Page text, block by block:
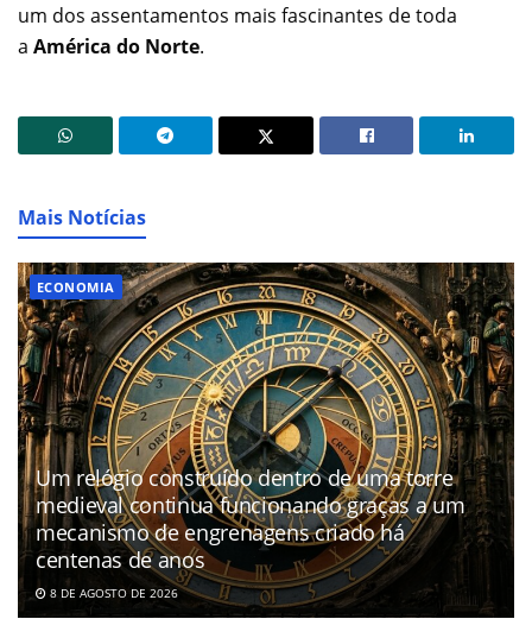
um dos assentamentos mais fascinantes de toda
a América do Norte.
Mais Notícias
ECONOMIA
Um relógio construído dentro de uma torre
medieval continua funcionando graças a um
mecanismo de engrenagens criado há
centenas de anos
8 DE AGOSTO DE 2026